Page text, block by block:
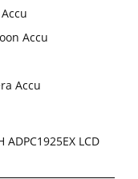
Accu
Accu
ADPC1925EX LCD